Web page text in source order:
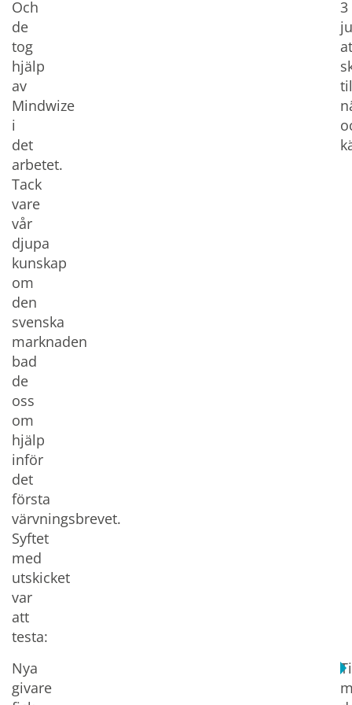
Och
de
tog
hjälp
av
Mindwize
i
det
arbetet.
Tack
vare
vår
djupa
kunskap
om
den
svenska
marknaden
bad
de
oss
om
hjälp
inför
det
första
värvningsbrevet.
Syftet
med
utskicket
var
att
testa:
3
Nya
givare